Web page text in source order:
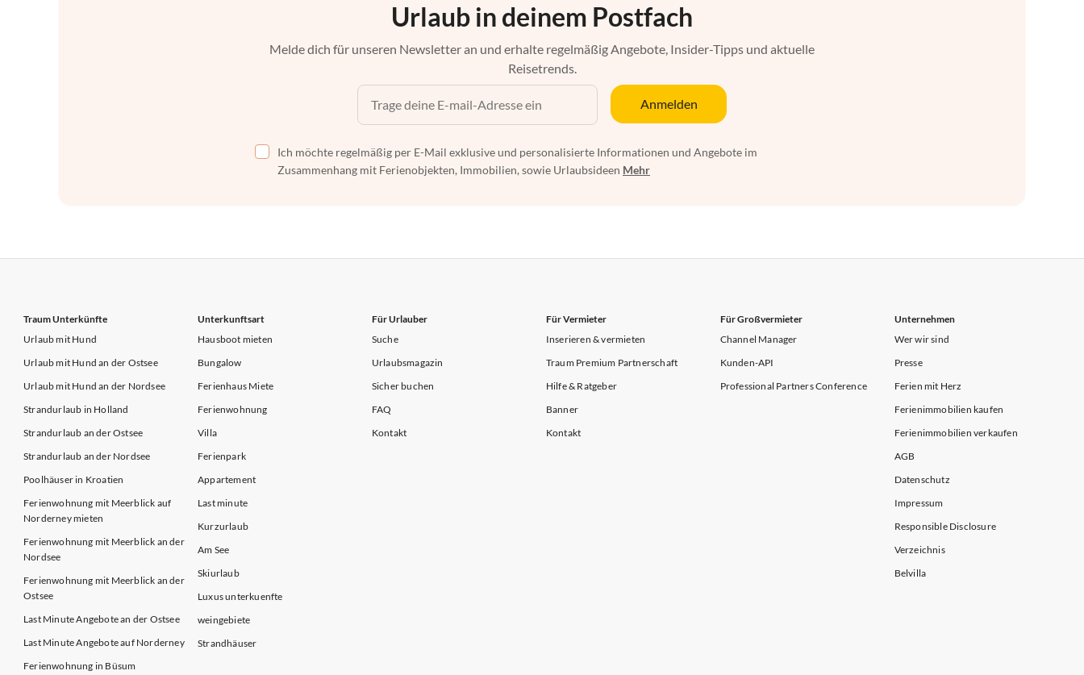
Urlaub in deinem Postfach
Melde dich für unseren Newsletter an und erhalte regelmäßig Angebote, Insider-Tipps und aktuelle
Reisetrends.
Anmelden
Ich möchte regelmäßig per E-Mail exklusive und personalisierte Informationen und Angebote im
Zusammenhang mit Ferienobjekten, Immobilien, sowie Urlaubsideen Mehr
Traum Unterkünfte
Urlaub mit Hund
Urlaub mit Hund an der Ostsee
Urlaub mit Hund an der Nordsee
Strandurlaub in Holland
Strandurlaub an der Ostsee
Strandurlaub an der Nordsee
Poolhäuser in Kroatien
Ferienwohnung mit Meerblick auf
Norderney mieten
Ferienwohnung mit Meerblick an der
Nordsee
Ferienwohnung mit Meerblick an der
Ostsee
Last Minute Angebote an der Ostsee
Last Minute Angebote auf Norderney
Ferienwohnung in Büsum
Unterkunftsart
Hausboot mieten
Bungalow
Ferienhaus Miete
Ferienwohnung
Villa
Ferienpark
Appartement
Last minute
Kurzurlaub
Am See
Skiurlaub
Luxus unterkuenfte
weingebiete
Strandhäuser
Für Urlauber
Suche
Urlaubsmagazin
Sicher buchen
FAQ
Kontakt
Für Vermieter
Inserieren & vermieten
Traum Premium Partnerschaft
Hilfe & Ratgeber
Banner
Kontakt
Für Großvermieter
Channel Manager
Kunden-API
Professional Partners Conference
Unternehmen
Wer wir sind
Presse
Ferien mit Herz
Ferienimmobilien kaufen
Ferienimmobilien verkaufen
AGB
Datenschutz
Impressum
Responsible Disclosure
Verzeichnis
Belvilla